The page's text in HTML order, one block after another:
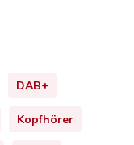
DAB+
Kopfhörer